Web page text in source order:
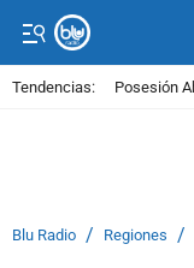
Tendencias: Posesión
Blu Radio / Regiones /